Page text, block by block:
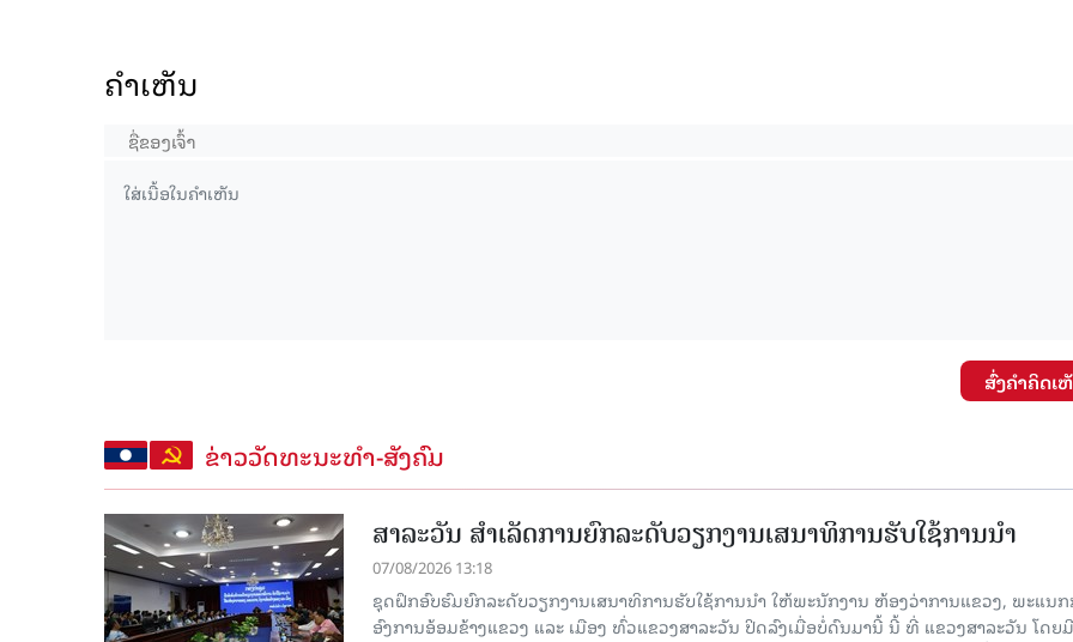
ຄໍາເຫັນ
ສົ່ງຄໍາຄິດເ
ຂ່າວວັດທະນະທຳ-ສັງຄົມ
ສາລະວັນ ສໍາເລັດການຍົກລະດັບວຽກງານເສນາທິການຮັບໃຊ້ການນໍາ
07/08/2026 13:18
ຊຸດຝຶກອົບຮົມຍົກລະດັບວຽກງານເສນາທິການຮັບໃຊ້ການນໍາ ໃຫ້ພະນັກງານ ຫ້ອງວ່າການແຂວງ, ພະແນ
ອົງການອ້ອມຂ້າງແຂວງ ແລະ ເມືອງ ທົ່ວແຂວງສາລະວັນ ປິດລົງເມື່ອ​ບໍ່​ດົນ​ມາ​ນີ້ ນີ້ ທີ່ ແຂວງສາລະວັນ ໂດຍ​